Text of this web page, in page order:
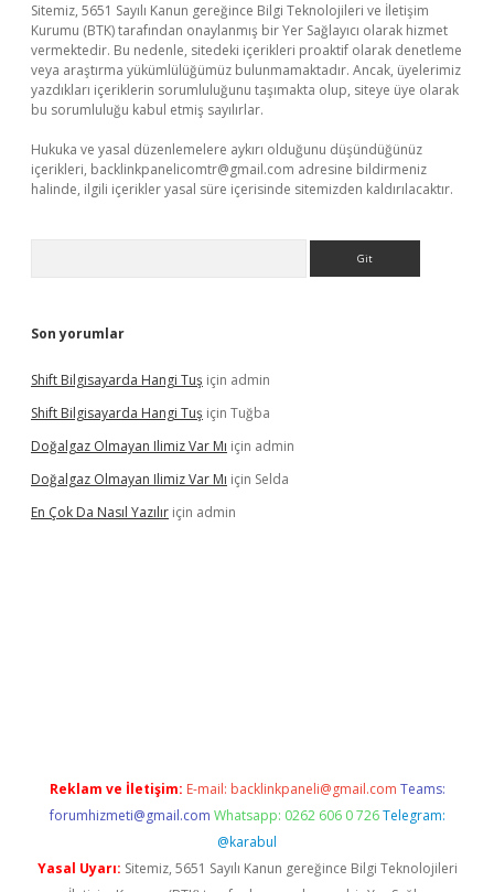
Sitemiz, 5651 Sayılı Kanun gereğince Bilgi Teknolojileri ve İletişim
Kurumu (BTK) tarafından onaylanmış bir Yer Sağlayıcı olarak hizmet
vermektedir. Bu nedenle, sitedeki içerikleri proaktif olarak denetleme
veya araştırma yükümlülüğümüz bulunmamaktadır. Ancak, üyelerimiz
yazdıkları içeriklerin sorumluluğunu taşımakta olup, siteye üye olarak
bu sorumluluğu kabul etmiş sayılırlar.
Hukuka ve yasal düzenlemelere aykırı olduğunu düşündüğünüz
içerikleri, backlinkpanelicomtr@gmail.com adresine bildirmeniz
halinde, ilgili içerikler yasal süre içerisinde sitemizden kaldırılacaktır.
Son yorumlar
Shift Bilgisayarda Hangi Tuş için admin
Shift Bilgisayarda Hangi Tuş için Tuğba
Doğalgaz Olmayan Ilimiz Var Mı için admin
Doğalgaz Olmayan Ilimiz Var Mı için Selda
En Çok Da Nasıl Yazılır için admin
Reklam ve İletişim: E-mail: backlinkpaneli@gmail.com Teams:
forumhizmeti@gmail.com Whatsapp: 0262 606 0 726 Telegram:
@karabul
Yasal Uyarı: Sitemiz, 5651 Sayılı Kanun gereğince Bilgi Teknolojileri